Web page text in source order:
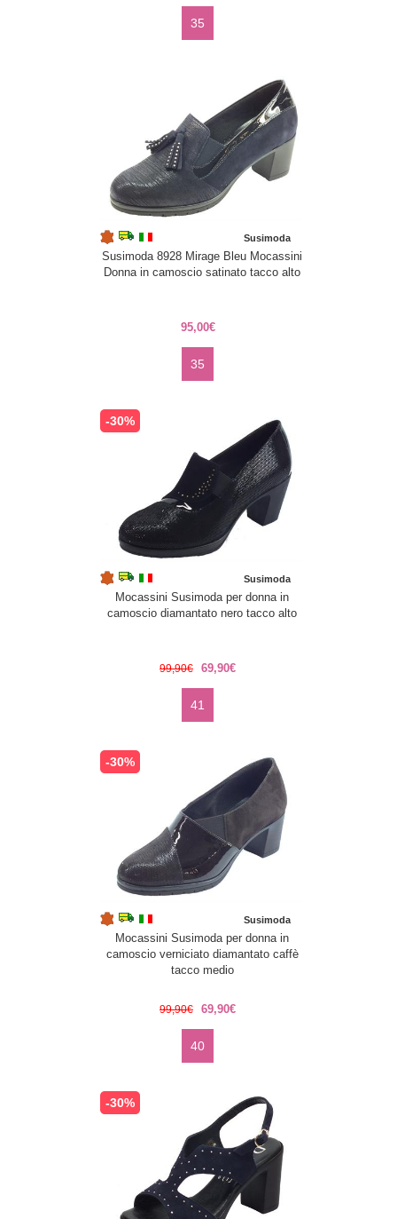
35
Susimoda
Susimoda 8928 Mirage Bleu Mocassini
Donna in camoscio satinato tacco alto
95,00€
35
-30%
Susimoda
Mocassini Susimoda per donna in
camoscio diamantato nero tacco alto
99,90€ 69,90€
41
-30%
Susimoda
Mocassini Susimoda per donna in
camoscio verniciato diamantato caffè
tacco medio
99,90€ 69,90€
40
-30%